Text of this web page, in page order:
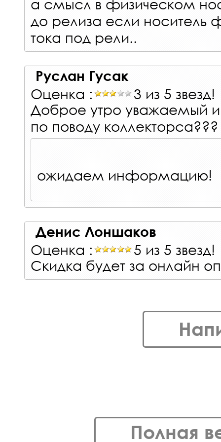
до релиза если носитель
тока под рели..
Руслан Гусак
Оценка :
3 из 5 звезд!
Доброе утро уважаемый
по поводу коллекторса???
ожидаем информацию!
Денис Лоншаков
Оценка :
5 из 5 звезд!
Скидка будет за онлайн
Полная